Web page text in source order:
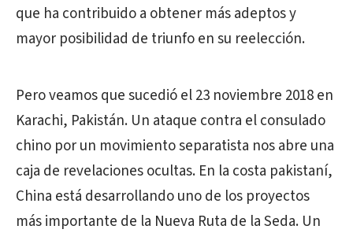
que ha contribuido a obtener más adeptos y
mayor posibilidad de triunfo en su reelección.
Pero veamos que sucedió el 23 noviembre 2018 en
Karachi, Pakistán. Un ataque contra el consulado
chino por un movimiento separatista nos abre una
caja de revelaciones ocultas. En la costa pakistaní,
China está desarrollando uno de los proyectos
más importante de la Nueva Ruta de la Seda. Un